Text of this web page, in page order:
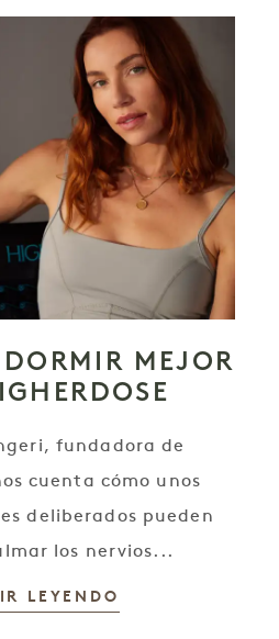
MEJOR
fundadora de
cuenta cómo unos
deliberados pueden
los nervios...
LEYENDO